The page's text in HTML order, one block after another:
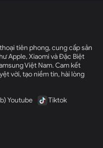
tiên phong, cung cấp sản
Apple, Xiaomi và Đặc Biệt
Việt Nam. Cam kết
vời, tạo niềm tin, hài lòng
Youtube Tiktok